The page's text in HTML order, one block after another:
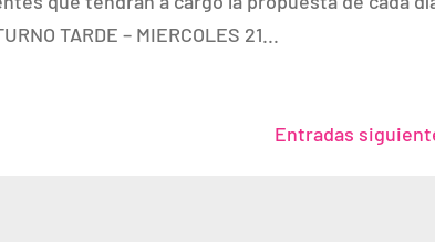
TARDE – MIERCOLES 21...
Entradas